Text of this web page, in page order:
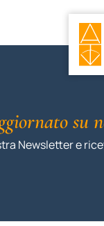
su
Newsletter e